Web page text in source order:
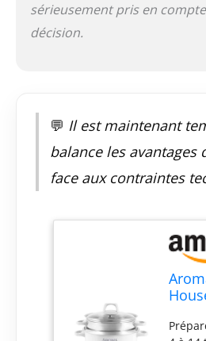
sérieusement pris en
décision.
💬 Il est maintenant
balance les avantages
face aux contraintes
à riz